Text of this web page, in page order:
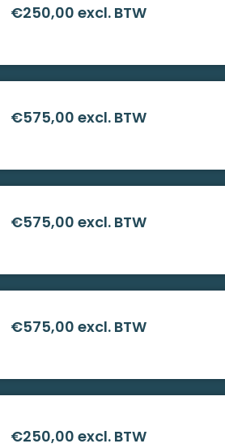
€250,00 excl. BTW
€575,00 excl. BTW
€575,00 excl. BTW
€575,00 excl. BTW
€250,00 excl. BTW